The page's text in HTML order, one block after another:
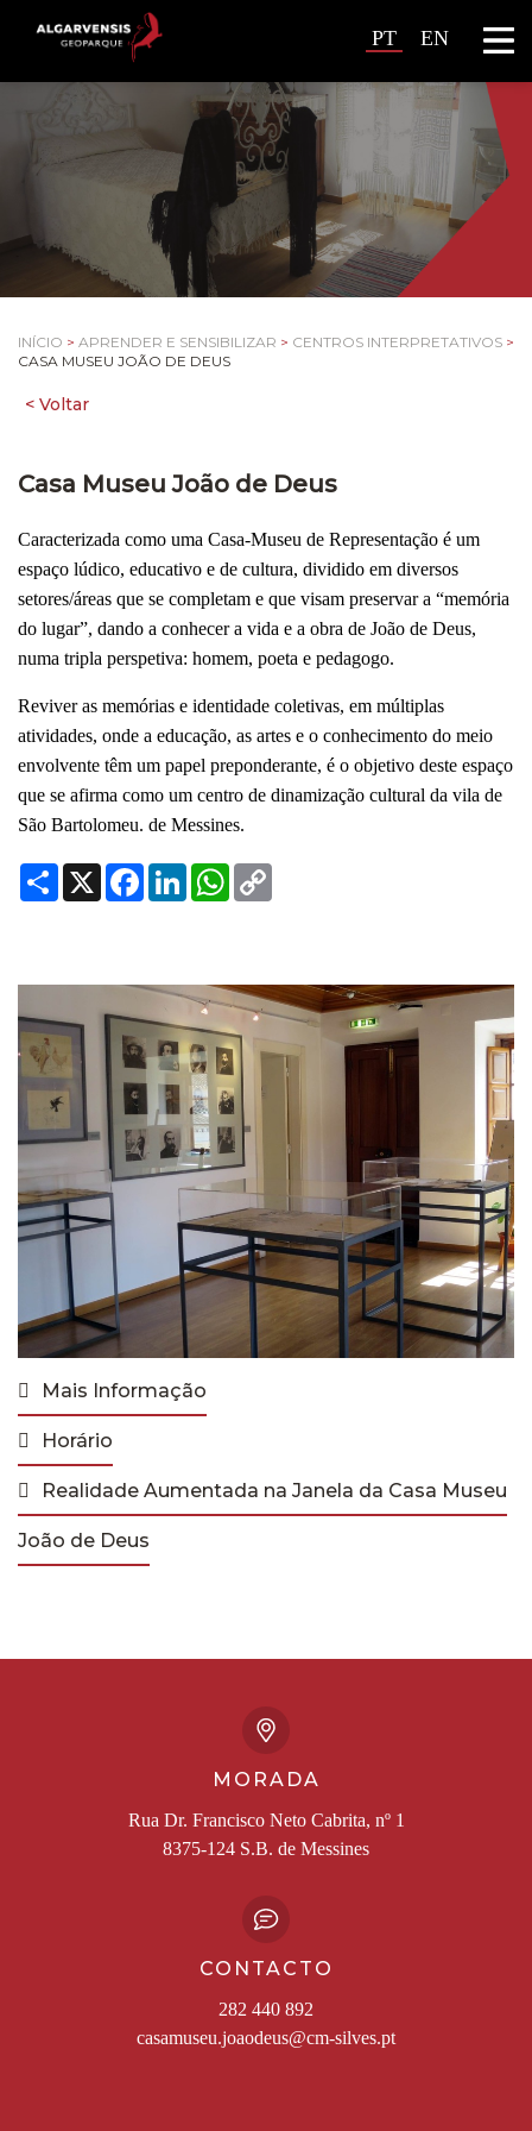
PT EN
INÍCIO > APRENDER E SENSIBILIZAR > CENTROS INTERPRETATIVOS >
CASA MUSEU JOÃO DE DEUS
Casa Museu João de Deus
Caracterizada como uma Casa-Museu de Representação é um
espaço lúdico, educativo e de cultura, dividido em diversos
setores/áreas que se completam e que visam preservar a “memória
do lugar”, dando a conhecer a vida e a obra de João de Deus,
numa tripla perspetiva: homem, poeta e pedagogo.
Reviver as memórias e identidade coletivas, em múltiplas
atividades, onde a educação, as artes e o conhecimento do meio
envolvente têm um papel preponderante, é o objetivo deste espaço
que se afirma como um centro de dinamização cultural da vila de
São Bartolomeu. de Messines.
Share
X Facebook
LinkedInWhatsApp
Mais Informação
Horário
Realidade Aumentada na Janela da Casa Museu
João de Deus
MORADA
Rua Dr. Francisco Neto Cabrita, nº 1
8375-124 S.B. de Messines
CONTACTO
282 440 892